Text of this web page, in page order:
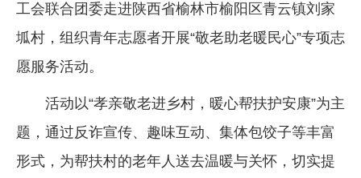
工会联合团委走进陕西省榆林市榆阳区青云镇刘家
坬村，组织青年志愿者开展“敬老助老暖民心”专项志
愿服务活动。
活动以“孝亲敬老进乡村，暖心帮扶护安康”为主
题，通过反诈宣传、趣味互动、集体包饺子等丰富
形式，为帮扶村的老年人送去温暖与关怀，切实提